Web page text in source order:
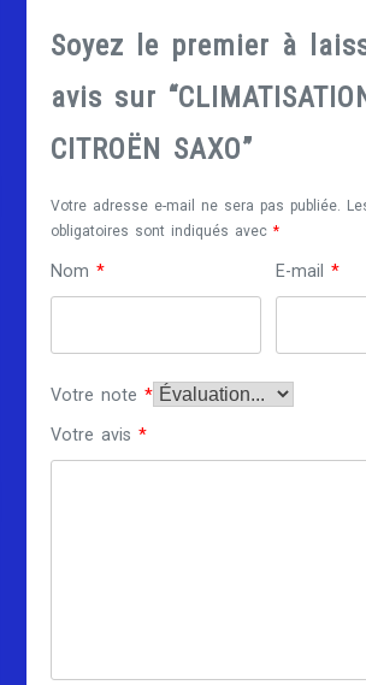
Soyez le premier à
avis sur
CITROËN SAXO”
Votre adresse e-mail ne sera pas publiée.
obligatoires sont indiqués avec*
Nom* E-mail*
Votre note*
Votre avis*